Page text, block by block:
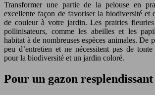
Transformer une partie de la pelouse en
excellente façon de favoriser la biodiversité et
de couleur à votre jardin. Les prairies
pollinisateurs, comme les abeilles et les
habitat à de nombreuses espèces animales. De
peu d’entretien et ne nécessitent pas de
pour la biodiversité et un jardin coloré.
Pour un gazon resplendissant